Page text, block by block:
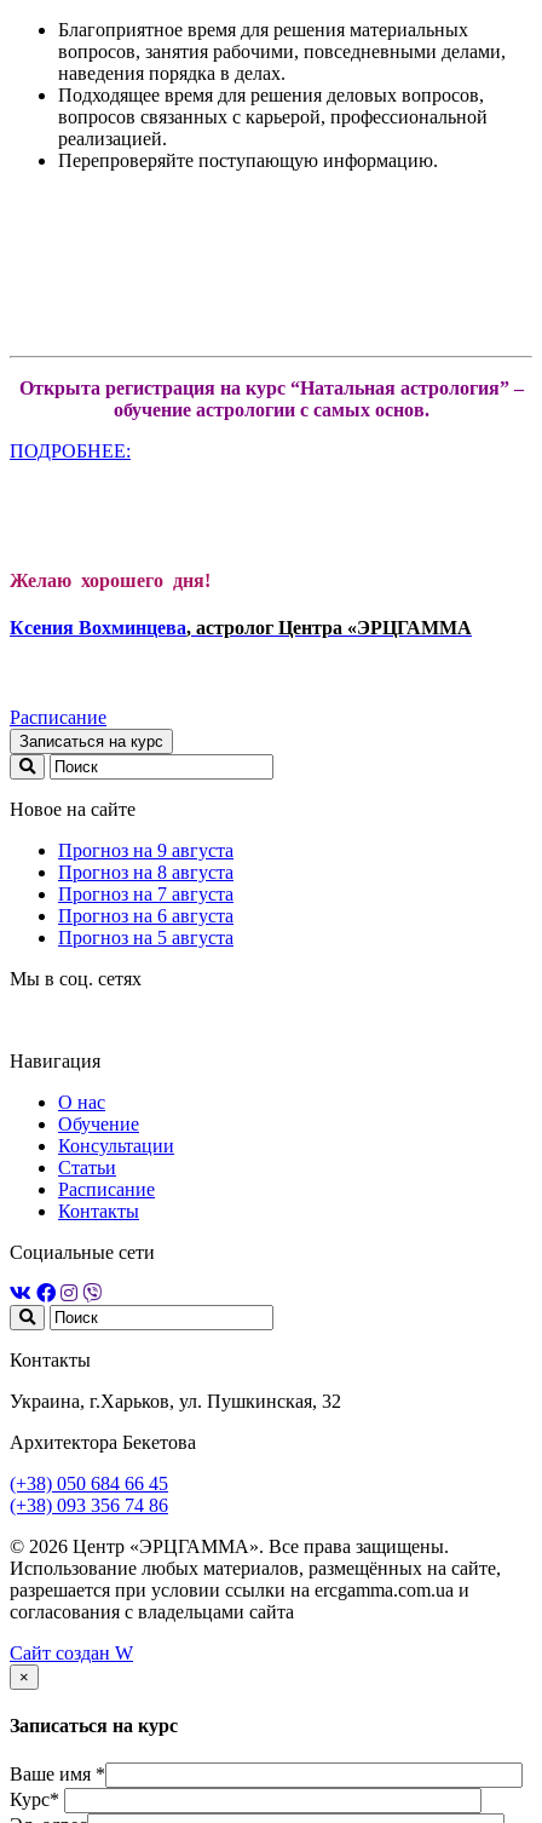
Благоприятное время для решения материальных
вопросов, занятия рабочими, повседневными делами,
наведения порядка в делах.
Подходящее время для решения деловых вопросов,
вопросов связанных с карьерой, профессиональной
реализацией.
Перепроверяйте поступающую информацию.
Открыта регистрация на курс “Натальная астрология” –
обучение астрологии с самых основ.
ПОДРОБНЕЕ:
Желаю хорошего дня!
Ксения Вохминцева, астролог Центра «ЭРЦГАММА
Расписание
Записаться на курс
Новое на сайте
Прогноз на 9 августа
Прогноз на 8 августа
Прогноз на 7 августа
Прогноз на 6 августа
Прогноз на 5 августа
Мы в соц. сетях
Навигация
О нас
Обучение
Консультации
Статьи
Расписание
Контакты
Социальные сети
Контакты
Украина, г.Харьков, ул. Пушкинская, 32
Архитектора Бекетова
(+38) 050 684 66 45
(+38) 093 356 74 86
© 2026 Центр «ЭРЦГАММА». Все права защищены.
Использование любых материалов, размещённых на сайте,
разрешается при условии ссылки на ercgamma.com.ua и
согласования с владельцами сайта
Сайт создан W
×
Записаться на курс
Ваше имя *
Курс*